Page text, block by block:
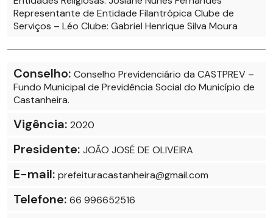
Representante de Entidade Filantrópica Clube de
Serviços – Léo Clube: Gabriel Henrique Silva Moura
Conselho: Conselho Previdenciário da CASTPREV –
Fundo Municipal de Previdência Social do Município de
Castanheira.
Vigência: 2020
Presidente: JOÃO JOSÉ DE OLIVEIRA
E-mail: prefeituracastanheira@gmail.com
Telefone: 66 996652516